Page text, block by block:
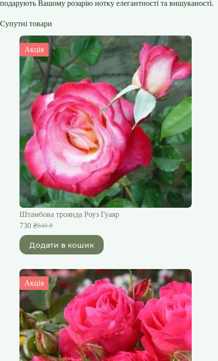
подарують Вашому розарію нотку елегантності та вишуканості.
Супутні товари
Акція
Штамбова троянда Роуз Гуаяр
840₴
Оригінальна
840 ₴.
730 ₴Поточна
730 ₴.
Додати в кошик
Акція